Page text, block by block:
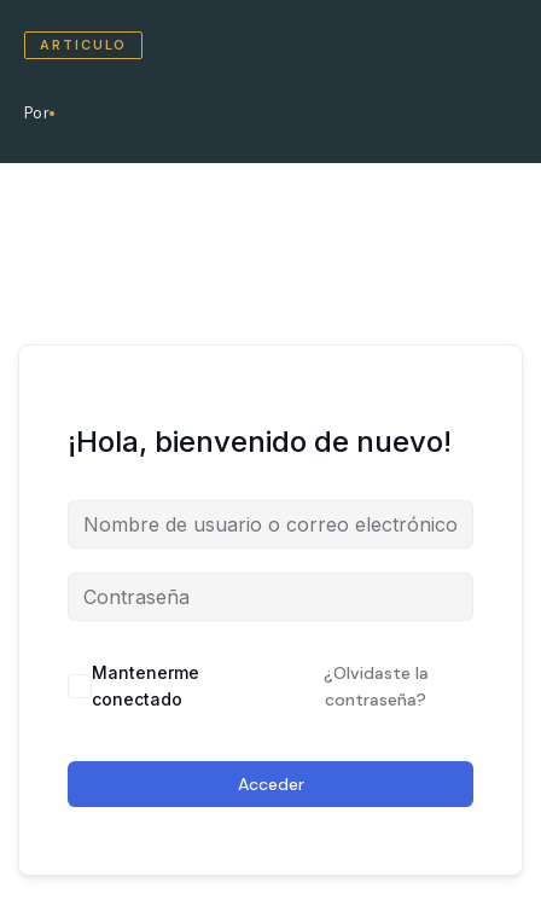
ARTICULO
Por
¡Hola, bienvenido de nuevo!
Mantenerme
conectado
¿Olvidaste la
contraseña?
Acceder